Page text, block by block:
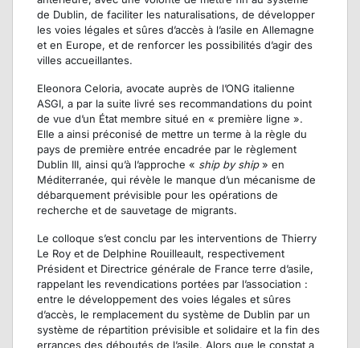
de Dublin, de faciliter les naturalisations, de développer
les voies légales et sûres d’accès à l’asile en Allemagne
et en Europe, et de renforcer les possibilités d’agir des
villes accueillantes.
Eleonora Celoria, avocate auprès de l’ONG italienne
ASGI, a par la suite livré ses recommandations du point
de vue d’un État membre situé en « première ligne ».
Elle a ainsi préconisé de mettre un terme à la règle du
pays de première entrée encadrée par le règlement
Dublin III, ainsi qu’à l’approche « ship by ship» en
Méditerranée, qui révèle le manque d’un mécanisme de
débarquement prévisible pour les opérations de
recherche et de sauvetage de migrants.
Le colloque s’est conclu par les interventions de Thierry
Le Roy et de Delphine Rouilleault, respectivement
Président et Directrice générale de France terre d’asile,
rappelant les revendications portées par l’association :
entre le développement des voies légales et sûres
d’accès, le remplacement du système de Dublin par un
système de répartition prévisible et solidaire et la fin des
errances des déboutés de l’asile. Alors que le constat a